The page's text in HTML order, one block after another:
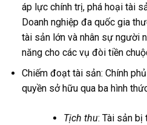
áp lực chính trị, phá hoại tài
Doanh nghiệp đa quốc gia
tài sản lớn và nhân sự người
năng cho các vụ đòi tiền
Chiếm đoạt tài sản: Chính
quyền sở hữu qua ba hình
Tịch thu: Tài sản bị